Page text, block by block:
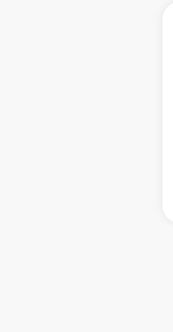
Замена
Замена
Замена
Замена